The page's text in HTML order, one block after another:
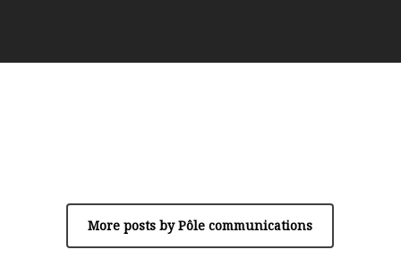
More posts by Pôle communications